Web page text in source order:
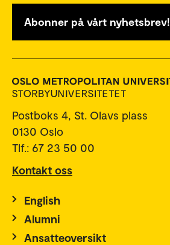
Abonner på vårt nyhetsbrev!
Postboks 4, St. Olavs plass
0130 Oslo
Tlf.: 67 23 50 00
Kontakt oss
English
Alumni
Ansatteoversikt